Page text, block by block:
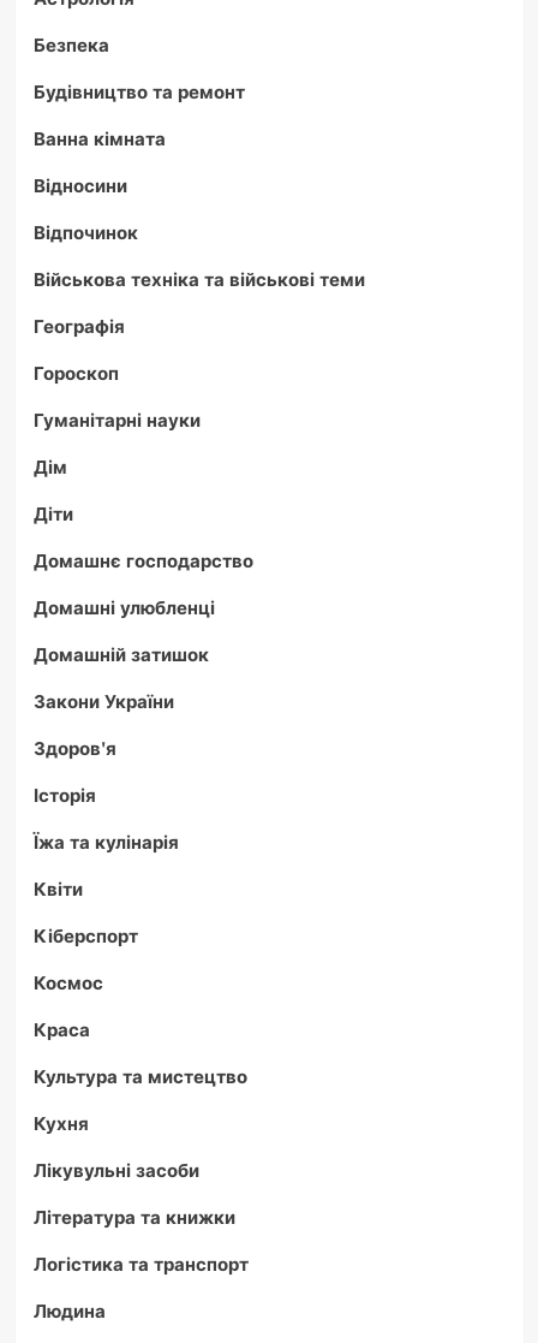
Безпека
Будівництво та ремонт
Ванна кімната
Відносини
Відпочинок
Військова техніка та військові теми
Географія
Гороскоп
Гуманітарні науки
Дім
Діти
Домашнє господарство
Домашні улюбленці
Домашній затишок
Закони України
Здоров'я
Історія
Їжа та кулінарія
Квіти
Кіберспорт
Космос
Краса
Культура та мистецтво
Кухня
Лікувульні засоби
Література та книжки
Логістика та транспорт
Людина